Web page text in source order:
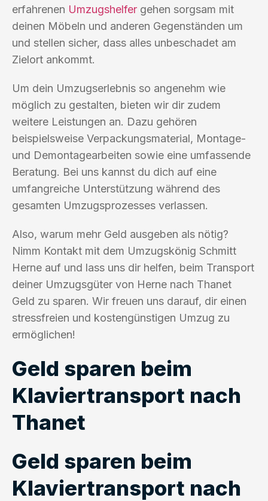
erfahrenen Umzugshelfer gehen sorgsam mit
deinen Möbeln und anderen Gegenständen um
und stellen sicher, dass alles unbeschadet am
Zielort ankommt.
Um dein Umzugserlebnis so angenehm wie
möglich zu gestalten, bieten wir dir zudem
weitere Leistungen an. Dazu gehören
beispielsweise Verpackungsmaterial, Montage-
und Demontagearbeiten sowie eine umfassende
Beratung. Bei uns kannst du dich auf eine
umfangreiche Unterstützung während des
gesamten Umzugsprozesses verlassen.
Also, warum mehr Geld ausgeben als nötig?
Nimm Kontakt mit dem Umzugskönig Schmitt
Herne auf und lass uns dir helfen, beim Transport
deiner Umzugsgüter von Herne nach Thanet
Geld zu sparen. Wir freuen uns darauf, dir einen
stressfreien und kostengünstigen Umzug zu
ermöglichen!
Geld sparen beim
Klaviertransport nach
Thanet
Geld sparen beim
Klaviertransport nach